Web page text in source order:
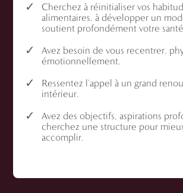
Cherchez à réinitialiser vos
alimentaires, à développer un
soutient profondément votre
Avez besoin de vous recentrer,
émotionnellement.
Ressentez l’appel à un grand
intérieur.
Avez des objectifs, aspirations
cherchez une structure pour
accomplir.